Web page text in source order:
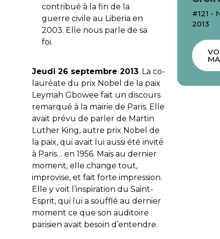
contribué à la fin de la
guerre civile au Liberia en
2003. Elle nous parle de sa
foi.
Jeudi 26 septembre 2013. La co-
lauréate du prix Nobel de la paix
Leymah Gbowee fait un discours
remarqué à la mairie de Paris. Elle
avait prévu de parler de Martin
Luther King, autre prix Nobel de
la paix, qui avait lui aussi été invité
à Paris… en 1956. Mais au dernier
moment, elle change tout,
improvise, et fait forte impression.
Elle y voit l’inspiration du Saint-
Esprit, qui lui a soufflé au dernier
moment ce que son auditoire
parisien avait besoin d’entendre.
#121 -
2013